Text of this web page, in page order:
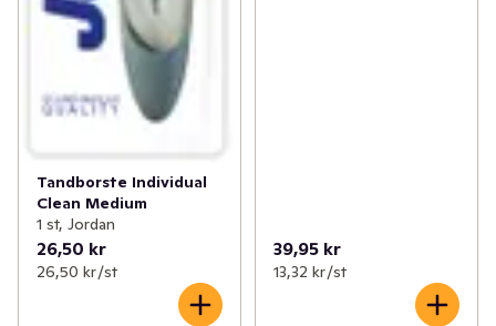
Tandborste Individual
Clean Medium
1 st, Jordan
26,50 kr
26,50 kr /st
39,95 kr
13,32 kr /st